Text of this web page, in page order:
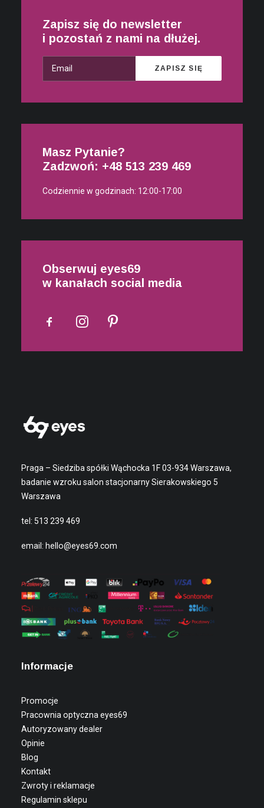
Zapisz się do newsletter
i pozostań z nami na dłużej.
Masz Pytanie?
Zadzwoń: +48 513 239 469
Codziennie w godzinach: 12:00-17:00
Obserwuj eyes69
w kanałach social media
Praga – Siedziba spółki Wąchocka 1F 03-934 Warszawa,
badanie wzroku salon stacjonarny Sierakowskiego 5
Warszawa
tel: 513 239 469
email: hello@eyes69.com
Informacje
Promocje
Pracownia optyczna eyes69
Autoryzowany dealer
Opinie
Blog
Kontakt
Zwroty i reklamacje
Regulamin sklepu